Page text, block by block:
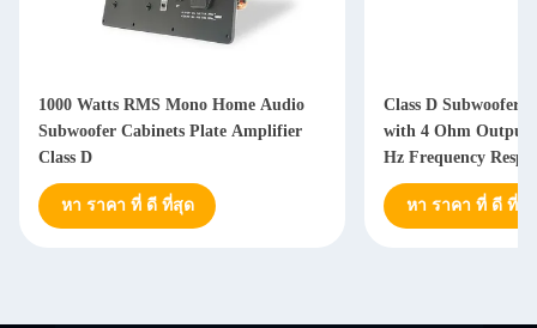
1000 Watts RMS Mono Home Audio
Subwoofer Cabinets Plate Amplifier
Class D
หา ราคา ที่ ดี ที่สุด
Class D Subwoofer
with 4 Ohm Output
Hz Frequency
Power Supply
หา ราคา ที่ ดี ที่สุ